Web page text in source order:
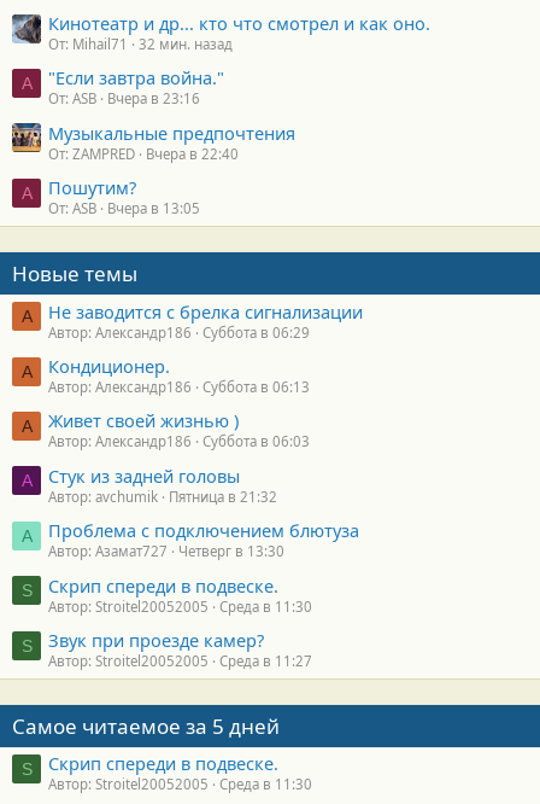
Кинотеатр и др... кто что смотрел и как оно.
От: Mihail71 32 мин. назад
A "Если завтра война."
От: ASB Вчера в 23:16
Музыкальные предпочтения
От: ZAMPRED Вчера в 22:40
A Пошутим?
От: ASB Вчера в 13:05
Новые темы
А Не заводится с брелка сигнализации
Автор: Александр186 Суббота в 06:29
А Кондиционер.
Автор: Александр186 Суббота в 06:13
А Живет своей жизнью )
Автор: Александр186 Суббота в 06:03
A Стук из задней головы
Автор: avchumik Пятница в 21:32
А Проблема с подключением блютуза
Автор: Азамат727 Четверг в 13:30
S Скрип спереди в подвеске.
Автор: Stroitel20052005 Среда в 11:30
S Звук при проезде камер?
Автор: Stroitel20052005 Среда в 11:27
Самое читаемое за 5 дней
S Скрип спереди в подвеске.
Автор: Stroitel20052005 Среда в 11:30